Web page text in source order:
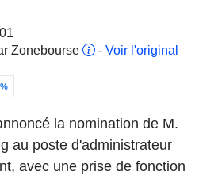
Zonebourse
- Voir l'original
la nomination de M.
au poste d'administrateur
avec une prise de fonction